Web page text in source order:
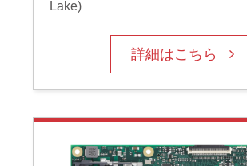
Lake)
詳細はこちら